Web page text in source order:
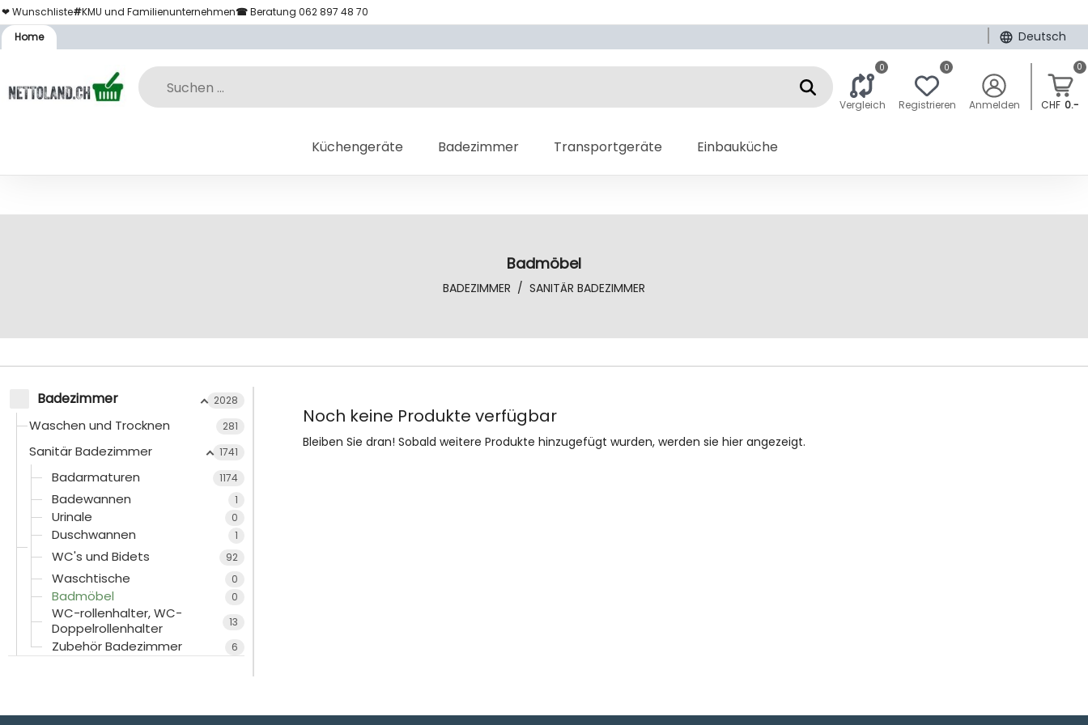
❤ Wunschliste#KMU und Familienunternehmen☎Beratung 062 897 48 70
Home
Deutsch
0
Vergleich
0
Registrieren Anmelden
0
CHF 0.-
Küchengeräte Badezimmer Transportgeräte Einbauküche
Badmöbel
BADEZIMMER / SANITÄR BADEZIMMER
Badezimmer 2028
Waschen und Trocknen 281
Sanitär Badezimmer 1741
Badarmaturen 1174
Badewannen 1
Urinale 0
Duschwannen 1
WC's und Bidets 92
Waschtische 0
Badmöbel 0
WC-rollenhalter, WC-
Doppelrollenhalter
13
Zubehör Badezimmer 6
Noch keine Produkte verfügbar
Bleiben Sie dran! Sobald weitere Produkte hinzugefügt wurden, werden sie hier angezeigt.